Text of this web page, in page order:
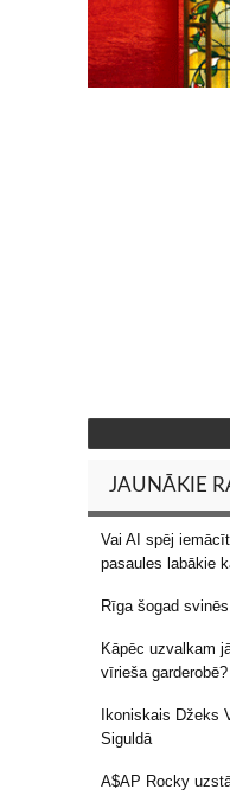
JAUNĀKIE
Vai AI spēj
pasaules labākie
Rīga šogad
Kāpēc uzvalkam
vīrieša garderobē?
Ikoniskais Džeks
Siguldā
A$AP Rocky